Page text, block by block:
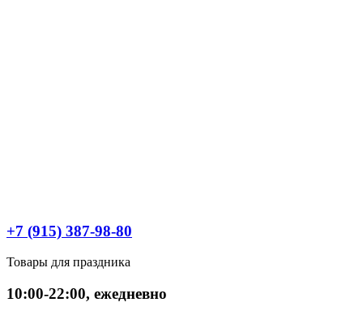
+7 (915) 387-98-80
Товары для праздника
10:00-22:00, ежедневно